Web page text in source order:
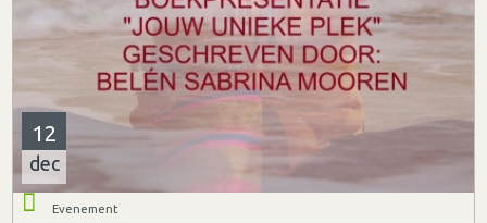
12
dec
Evenement